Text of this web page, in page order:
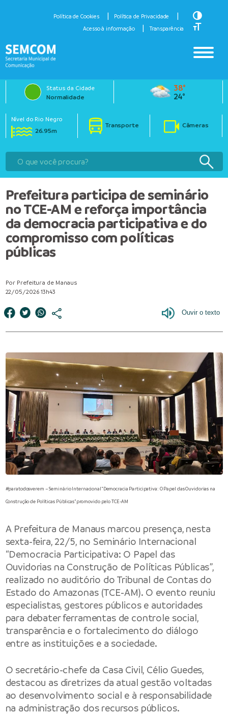
Política de Cookies
Política de Privacidade
Acesso à informação
Transparência
Toggle
Toggle
Status da Cidade
Normalidade
38°
24°
Nível do Rio Negro
26.95m
Transporte Câmeras
Prefeitura participa de seminário
no TCE-AM e reforça importância
da democracia participativa e do
compromisso com políticas
públicas
Por Prefeitura de Manaus
22/05/2026 13h43
#paratodosverem – Seminário Internacional “Democracia Participativa: O Papel das Ouvidorias na
Construção de Políticas Públicas” promovido pelo TCE-AM
A Prefeitura de Manaus marcou presença, nesta
sexta-feira, 22/5, no Seminário Internacional
“Democracia Participativa: O Papel das
Ouvidorias na Construção de Políticas Públicas”,
realizado no auditório do Tribunal de Contas do
Estado do Amazonas (TCE-AM). O evento reuniu
especialistas, gestores públicos e autoridades
para debater ferramentas de controle social,
transparência e o fortalecimento do diálogo
entre as instituições e a sociedade.
O secretário-chefe da Casa Civil, Célio Guedes,
destacou as diretrizes da atual gestão voltadas
ao desenvolvimento social e à responsabilidade
na administração dos recursos públicos.